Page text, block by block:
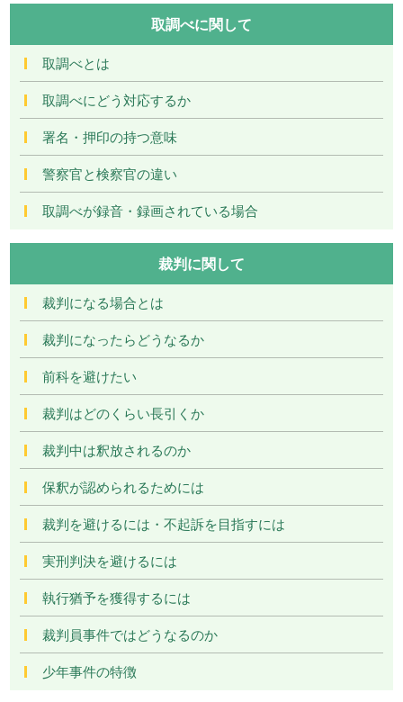
取調べに関して
取調べとは
取調べにどう対応するか
署名・押印の持つ意味
警察官と検察官の違い
取調べが録音・録画されている場合
裁判に関して
裁判になる場合とは
裁判になったらどうなるか
前科を避けたい
裁判はどのくらい長引くか
裁判中は釈放されるのか
保釈が認められるためには
裁判を避けるには・不起訴を目指すには
実刑判決を避けるには
執行猶予を獲得するには
裁判員事件ではどうなるのか
少年事件の特徴